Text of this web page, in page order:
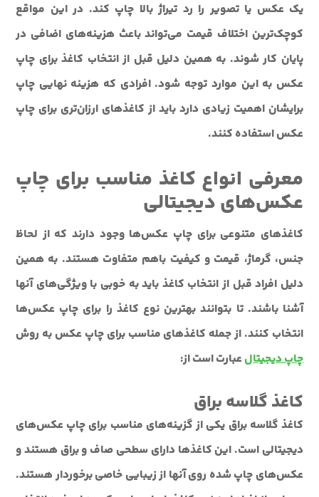
یک عکس یا تصویر را رد تیراژ بالا چاپ کند. در این مواقع
کوچک‌ترین اختلاف قیمت می‌تواند باعث هزینه‌های اضافی در
پایان کار شوند. به همین دلیل قبل از انتخاب کاغذ برای چاپ
عکس به این موارد توجه شود. افرادی که هزینه نهایی چاپ
برایشان اهمیت زیادی دارد باید از کاغذهای ارزان‌تری برای چاپ
عکس استفاده کنند.
معرفی انواع کاغذ مناسب برای چاپ
عکس‌های دیجیتالی
کاغذهای متنوعی برای چاپ عکس‌ها وجود دارند که از لحاظ
جنس، گرماژ، قیمت و کیفیت باهم متفاوت هستند. به همین
دلیل افراد قبل از انتخاب کاغذ باید به خوبی با ویژگی‌های آنها
آشنا باشند. تا بتوانند بهترین نوع کاغذ را برای چاپ عکس‌ها
انتخاب کنند. از جمله کاغذهای مناسب برای چاپ عکس‌ به روش
چاپ دیجیتال عبارت است از:
کاغذ گلاسه براق
کاغذ گلاسه براق یکی از گزینه‌های مناسب برای چاپ عکس‌های
دیجیتالی است. این کاغذها دارای سطحی صاف و براق هستند و
عکس‌های چاپ شده روی آنها از زیبایی خاصی برخوردار هستند.